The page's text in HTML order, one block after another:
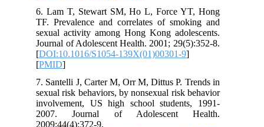
6. Lam T, Stewart SM, Ho L, Force
TF. Prevalence and correlates of
sexual activity among Hong Kong
Journal of Adolescent Health. 2001;
[DOI:10.1016/S1054-139X(01)00301-9
7. Santelli J, Carter M, Orr M, Dittus P.
sexual risk behaviors, by nonsexual risk
involvement, US high school
2007. Journal of Adolescent